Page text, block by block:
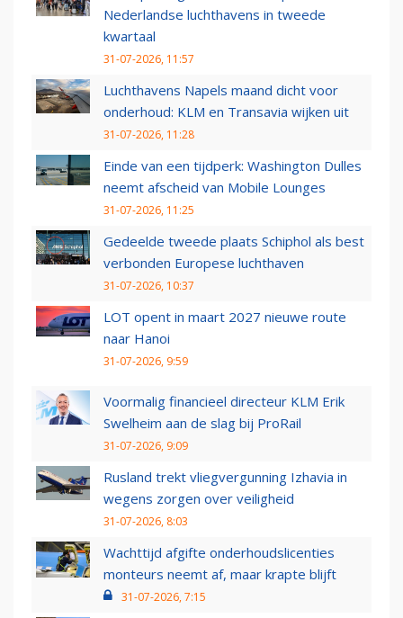
Nederlandse luchthavens in tweede
kwartaal
31-07-2026, 11:57
Luchthavens Napels maand dicht voor
onderhoud: KLM en Transavia wijken uit
31-07-2026, 11:28
Einde van een tijdperk: Washington Dulles
neemt afscheid van Mobile Lounges
31-07-2026, 11:25
Gedeelde tweede plaats Schiphol als best
verbonden Europese luchthaven
31-07-2026, 10:37
LOT opent in maart 2027 nieuwe route
naar Hanoi
31-07-2026, 9:59
Voormalig financieel directeur KLM Erik
Swelheim aan de slag bij ProRail
31-07-2026, 9:09
Rusland trekt vliegvergunning Izhavia in
wegens zorgen over veiligheid
31-07-2026, 8:03
Wachttijd afgifte onderhoudslicenties
monteurs neemt af, maar krapte blijft
31-07-2026, 7:15